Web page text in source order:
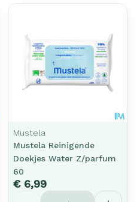
Mustela
Mustela Reinigende
Doekjes Water Z/parfum
60
€ 6,99
Aantal